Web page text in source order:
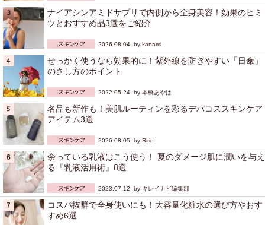
ナイアシンアミドサプリで内側から全身美容！効果のヒミ
ツとおすすめ品3選をご紹介
2026.08.04 by kanami
せっかく使うなら効果的に！紫外線を防ぎやすい「日傘」
のさし方のポイント
2022.05.24 by 本橋あやは
名品も新作も！美肌ルーティンを彩るデパコススキンケア
アイテム3選
2026.08.05 by Ririe
余っている乳液はこう使う！ 夏のダメージ肌に潤いを与え
る『乳液活用術』8選
2023.07.12 by キレイナビ編集部
コスパ抜群で全身使いにも！大容量化粧水の選び方やおす
すめ6選